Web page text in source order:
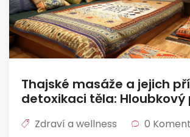
Thajské masáže a jejich
detoxikaci těla: Hloubkový
Zdraví a wellness
0